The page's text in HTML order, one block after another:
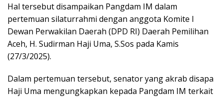
Hal tersebut disampaikan Pangdam IM dalam
pertemuan silaturrahmi dengan anggota Komite I
Dewan Perwakilan Daerah (DPD RI) Daerah Pemilihan
Aceh, H. Sudirman Haji Uma, S.Sos pada Kamis
(27/3/2025).
Dalam pertemuan tersebut, senator yang akrab disapa
Haji Uma mengungkapkan kepada Pangdam IM terkait